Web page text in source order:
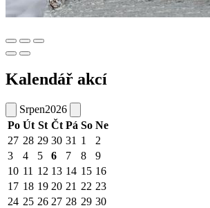
Kalendář akcí
Srpen2026
Po Út St Čt Pá So Ne
27 28 29 30 31 1
2
3
4 5 6 7 8
9
10 11 12 13 14 15 16
17 18 19 20 21 22 23
24 25 26 27 28 29 30